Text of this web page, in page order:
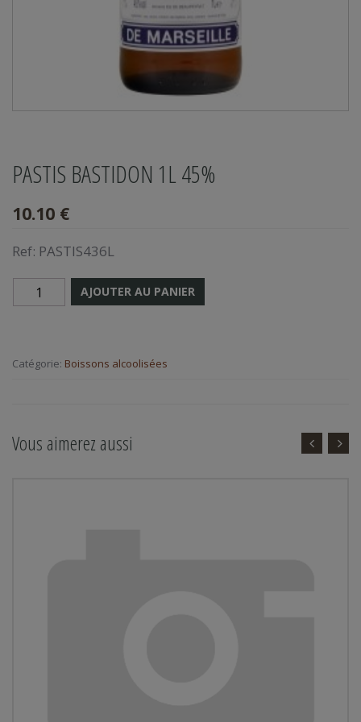
PASTIS BASTIDON 1L 45%
10.10 €
Ref: PASTIS436L
AJOUTER AU PANIER
Catégorie: Boissons alcoolisées
Vous aimerez aussi